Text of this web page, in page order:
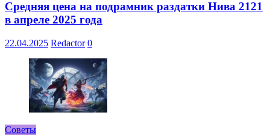
Средняя цена на подрамник раздатки Нива 2121
в апреле 2025 года
22.04.2025 Redactor 0
Советы